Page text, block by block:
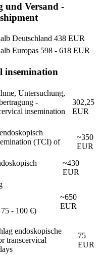
und Versand -
Deutschland 438 EUR
Europas 598 - 618 EUR
insemination
Untersuchung,
-
insemination
302,25
EUR
(TCI) of
~350
EUR
~430
EUR
- 100 €)
~650
EUR
endoskopische
transcervical
75
EUR